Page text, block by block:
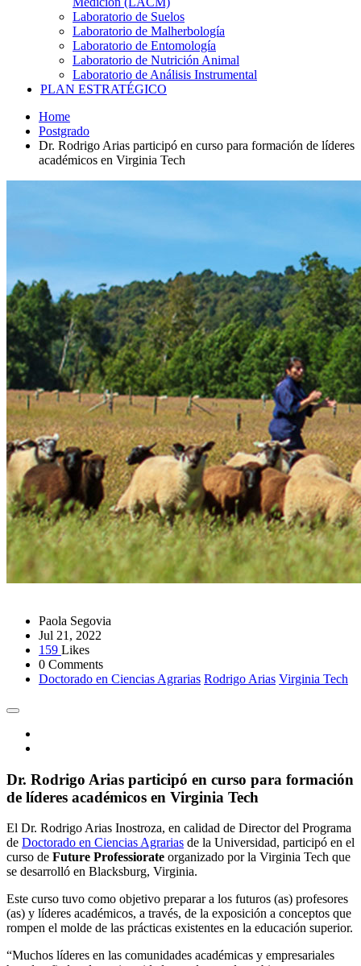
Laboratorio de Suelos
Laboratorio de Malherbología
Laboratorio de Entomología
Laboratorio de Nutrición Animal
Laboratorio de Análisis Instrumental
PLAN ESTRATÉGICO
Home
Postgrado
Dr. Rodrigo Arias participó en curso para formación de líderes
académicos en Virginia Tech
Paola Segovia
Jul 21, 2022
159 Likes
0 Comments
Doctorado en Ciencias Agrarias Rodrigo Arias Virginia Tech
Dr. Rodrigo Arias participó en curso para formación
de líderes académicos en Virginia Tech
El Dr. Rodrigo Arias Inostroza, en calidad de Director del Programa
de Doctorado en Ciencias Agrarias de la Universidad, participó en el
curso de Future Professiorate organizado por la Virginia Tech que
se desarrolló en Blacksburg, Virginia.
Este curso tuvo como objetivo preparar a los futuros (as) profesores
(as) y líderes académicos, a través, de la exposición a conceptos que
rompen el molde de las prácticas existentes en la educación superior.
“Muchos líderes en las comunidades académicas y empresariales